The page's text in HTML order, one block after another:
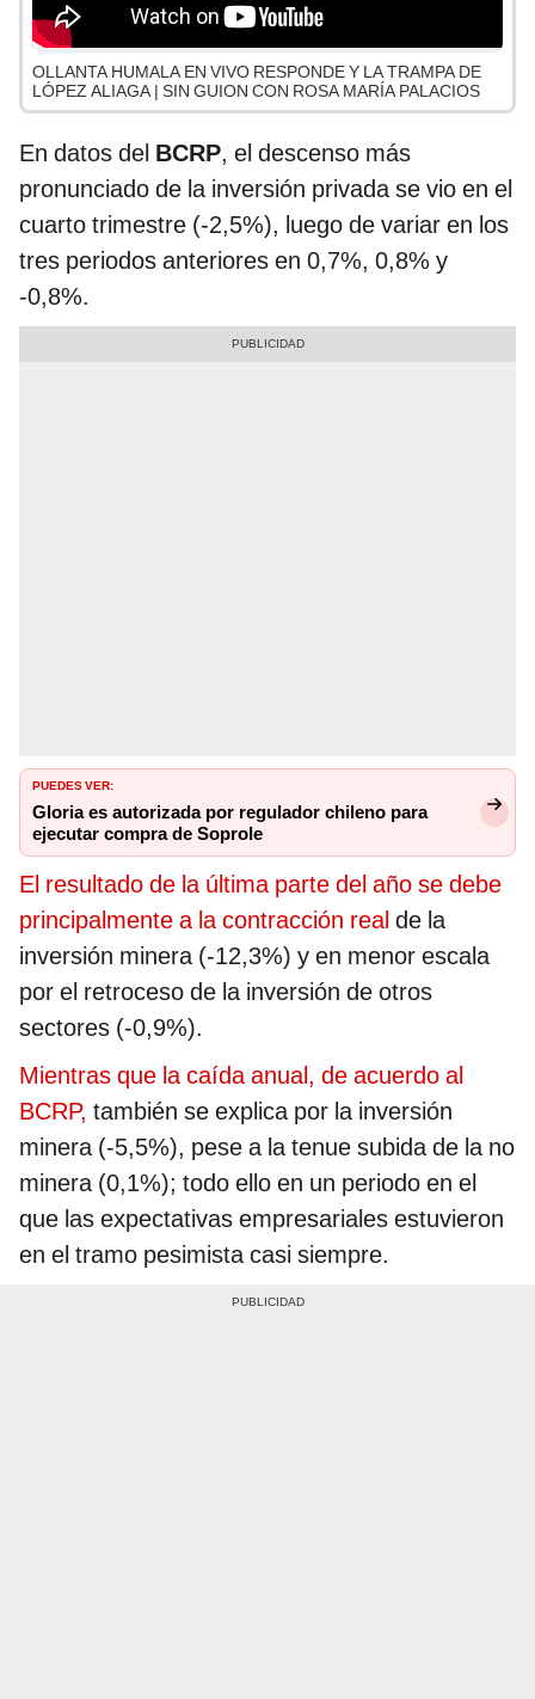
OLLANTA HUMALA EN VIVO RESPONDE Y LA TRAMPA DE
LÓPEZ ALIAGA | SIN GUION CON ROSA MARÍA PALACIOS
En datos del BCRP, el descenso más
pronunciado de la inversión privada se vio en el
cuarto trimestre (-2,5%), luego de variar en los
tres periodos anteriores en 0,7%, 0,8% y
-0,8%.
PUEDES VER:
Gloria es autorizada por regulador chileno para
ejecutar compra de Soprole
El resultado de la última parte del año se debe
principalmente a la contracción real de la
inversión minera (-12,3%) y en menor escala
por el retroceso de la inversión de otros
sectores (-0,9%).
Mientras que la caída anual, de acuerdo al
BCRP, también se explica por la inversión
minera (-5,5%), pese a la tenue subida de la no
minera (0,1%); todo ello en un periodo en el
que las expectativas empresariales estuvieron
en el tramo pesimista casi siempre.